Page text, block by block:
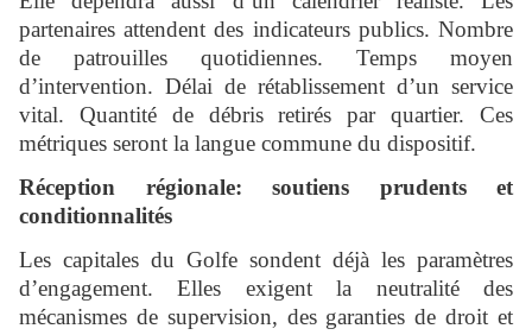
partenaires attendent des indicateurs publics. Nombre
de patrouilles quotidiennes. Temps moyen
d’intervention. Délai de rétablissement d’un service
vital. Quantité de débris retirés par quartier. Ces
métriques seront la langue commune du dispositif.
Réception régionale: soutiens prudents et
conditionnalités
Les capitales du Golfe sondent déjà les paramètres
d’engagement. Elles exigent la neutralité des
mécanismes de supervision, des garanties de droit et